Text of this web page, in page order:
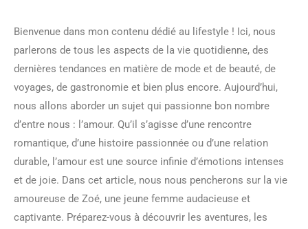
Bienvenue dans mon contenu dédié au lifestyle ! Ici, nous
parlerons de tous les aspects de la vie quotidienne, des
dernières tendances en matière de mode et de beauté, de
voyages, de gastronomie et bien plus encore. Aujourd’hui,
nous allons aborder un sujet qui passionne bon nombre
d’entre nous : l’amour. Qu’il s’agisse d’une rencontre
romantique, d’une histoire passionnée ou d’une relation
durable, l’amour est une source infinie d’émotions intenses
et de joie. Dans cet article, nous nous pencherons sur la vie
amoureuse de Zoé, une jeune femme audacieuse et
captivante. Préparez-vous à découvrir les aventures, les